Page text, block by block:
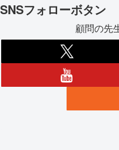
SNSフォローボタン
顧問の先